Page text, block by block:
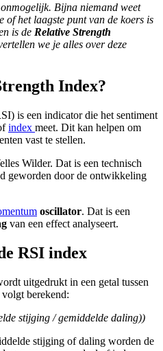
Bijna niemand weet
of het laagste punt van de koers is
is de Relative Strength
we je alles over deze
Index?
is een indicator die het sentiment
index meet. Dit kan helpen om
vast te stellen.
Wilder. Dat is een technisch
geworden door de ontwikkeling
oscillator. Dat is een
van een effect analyseert.
RSI index
uitgedrukt in een getal tussen
berekend:
stijging / gemiddelde daling))
stijging of daling worden de